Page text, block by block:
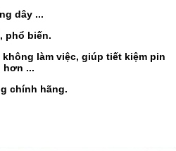
dây ...
phổ biến.
làm việc, giúp tiết kiệm pin
hơn ...
chính hãng.